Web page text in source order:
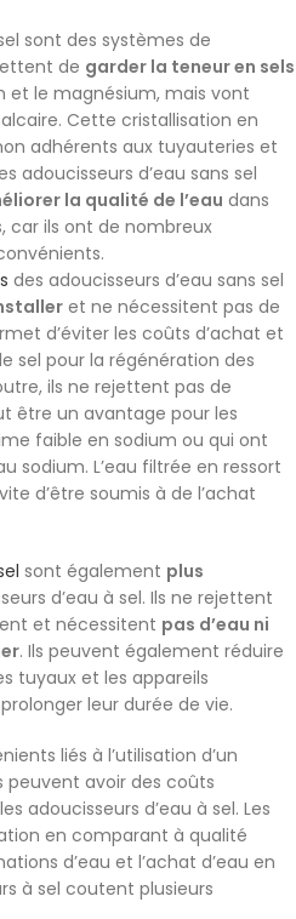
sont des systèmes de
de garder la teneur en sels
et le magnésium, mais vont
Cette cristallisation en
adhérents aux tuyauteries et
adoucisseurs d’eau sans sel
la qualité de l’eau dans
car ils ont de nombreux
des adoucisseurs d’eau sans sel
et ne nécessitent pas de
d’éviter les coûts d’achat et
sel pour la régénération des
ils ne rejettent pas de
être un avantage pour les
faible en sodium ou qui ont
sodium. L’eau filtrée en ressort
d’être soumis à de l’achat
sont également plus
d’eau à sel. Ils ne rejettent
et nécessitent pas d’eau ni
. Ils peuvent également réduire
tuyaux et les appareils
leur durée de vie.
liés à l’utilisation d’un
peuvent avoir des coûts
adoucisseurs d’eau à sel. Les
en comparant à qualité
d’eau et l’achat d’eau en
à sel coutent plusieurs